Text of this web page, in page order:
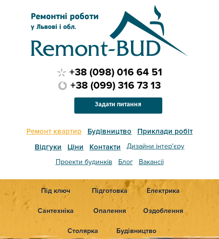
Ремонт квартир Будівництво
Приклади робіт
Відгуки
Ціни Контакти
Дизайни інтер'єру
Проекти будинків
Блог Вакансії
+38 (098) 016 64 51
+38 (099) 316 73 13
Задати питання
Під ключ Підготовка Електрика
Сантехніка Опалення Оздоблення
Столярка Будівництво